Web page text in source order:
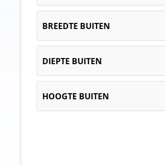
van95 bis 250 °C
BREEDTE BUITEN
358
489
490
DIEPTE BUITEN
HOOGTE BUITEN